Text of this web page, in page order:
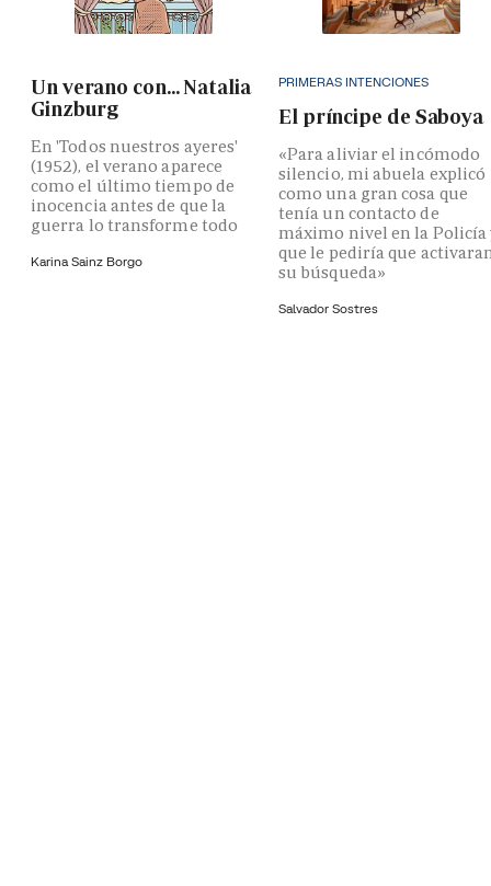
Un verano con... Natalia
Ginzburg
En 'Todos nuestros ayeres'
(1952), el verano aparece
como el último tiempo de
inocencia antes de que la
guerra lo transforme todo
Karina Sainz Borgo
PRIMERAS INTENCIONES
El príncipe de Saboya
«Para aliviar el incómodo
silencio, mi abuela explicó
como una gran cosa que
tenía un contacto de
máximo nivel en la Policía
que le pediría que
su búsqueda»
Salvador Sostres